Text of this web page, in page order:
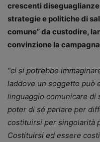
crescenti
strategie e politiche di
comune” da custodire,
convinzione la
“ci si potrebbe
laddove un soggetto può
linguaggio comunicare di
poter di sé parlare per
costituirsi per singolarità
Costituirsi ed essere